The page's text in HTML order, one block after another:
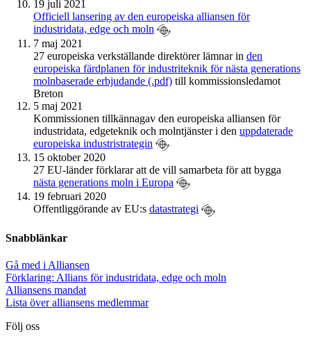
19 juli 2021
Officiell lansering av den europeiska alliansen för
industridata, edge och moln
7 maj 2021
27 europeiska verkställande direktörer lämnar in den
europeiska färdplanen för industriteknik för nästa generations
molnbaserade erbjudande (.pdf) till kommissionsledamot
Breton
5 maj 2021
Kommissionen tillkännagav den europeiska alliansen för
industridata, edgeteknik och molntjänster i den uppdaterade
europeiska industristrategin
15 oktober 2020
27 EU-länder förklarar att de vill samarbeta för att bygga
nästa generations moln i Europa
19 februari 2020
Offentliggörande av EU:s datastrategi
Snabblänkar
Gå med i Alliansen
Förklaring: Allians för industridata, edge och moln
Alliansens mandat
Lista över alliansens medlemmar
Följ oss